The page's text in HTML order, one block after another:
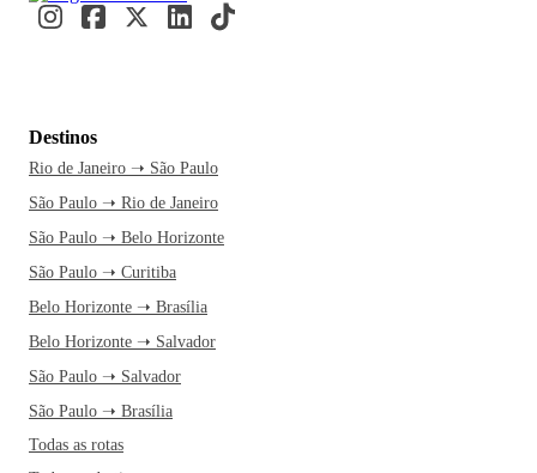
Destinos
Rio de Janeiro ➝ São Paulo
São Paulo ➝ Rio de Janeiro
São Paulo ➝ Belo Horizonte
São Paulo ➝ Curitiba
Belo Horizonte ➝ Brasília
Belo Horizonte ➝ Salvador
São Paulo ➝ Salvador
São Paulo ➝ Brasília
Todas as rotas